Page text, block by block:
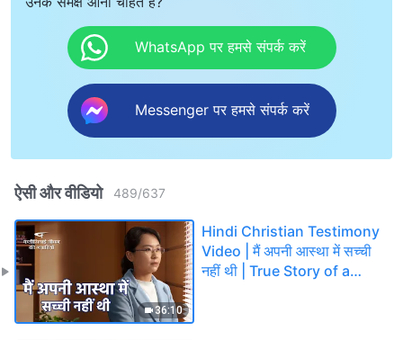
WhatsApp पर हमसे संपर्क करें
Messenger पर हमसे संपर्क करें
ऐसी और वीडियो 489/637
36:10
Hindi Christian Testimony
Video | मैं अपनी आस्था में सच्ची
नहीं थी | True Story of a